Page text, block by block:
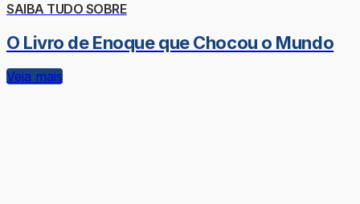
SAIBA TUDO SOBRE
O Livro de Enoque que Chocou o Mundo
Veja mais